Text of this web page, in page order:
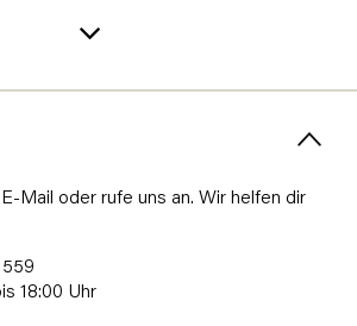
Mail oder rufe uns an. Wir helfen dir
18:00 Uhr